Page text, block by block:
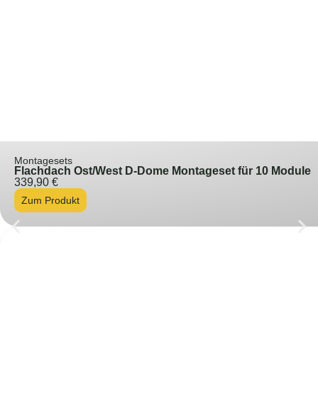
Montagesets
Flachdach Ost/West D-Dome Montageset für 10 Module
339,90 €
Zum Produkt